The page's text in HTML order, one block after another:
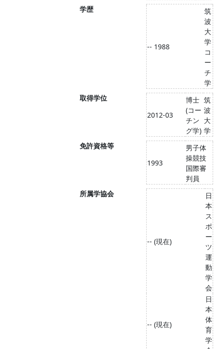
学歴
-- 1988
筑
波
大
学
コ
ー
チ
学
取得学位
2012-03
博士
(コー
チン
グ学)
筑
波
大
学
免許資格等
1993
男子体
操競技
国際審
判員
所属学協会
-- (現在)
日
本
ス
ポ
ー
ツ
運
動
学
会
-- (現在)
日
本
体
育
学